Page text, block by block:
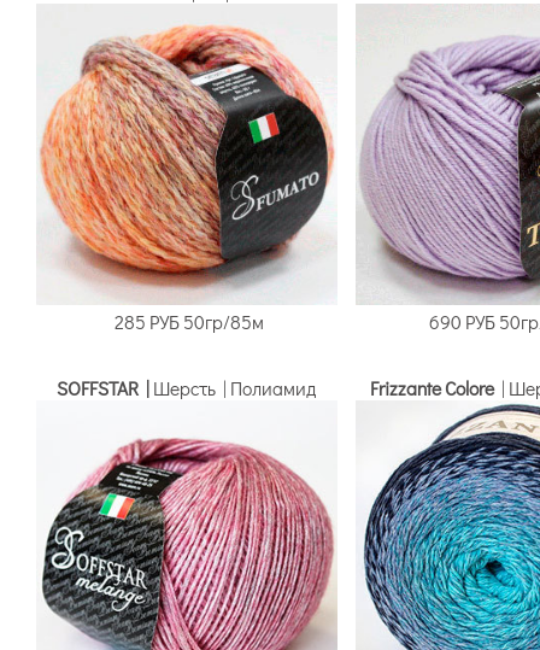
285 РУБ50гр/85м 690 РУБ
SOFFSTAR | Шерсть | Полиамид Frizzante Colore|